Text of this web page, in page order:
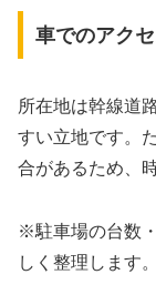
車でのアク
所在地は幹線道
すい立地です。
合があるため、
※駐車場の台数
しく整理します。